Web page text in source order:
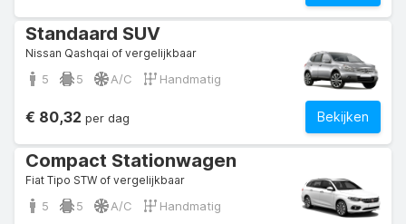
Standaard SUV
Nissan Qashqai of vergelijkbaar
5 5 A/C Handmatig
Bekijken
€ 80,32 per dag
Compact Stationwagen
Fiat Tipo STW of vergelijkbaar
5 5 A/C Handmatig